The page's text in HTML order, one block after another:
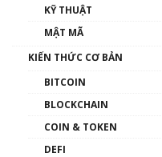
00:43:47
như thể nào?
00:39:31
KỸ THUẬT
MẬT MÃ
KIẾN THỨC CƠ BẢN
BITCOIN
BLOCKCHAIN
COIN & TOKEN
DEFI